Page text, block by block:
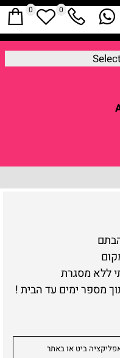
0 0
ללא מסגרת
מספר ימים עד הבית !
ביט או באתר